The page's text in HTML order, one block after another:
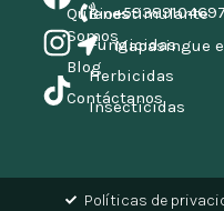
Quienes
Somos
Blog
Contáctanos
Bioestimulante
Fungicidas
Herbicidas
Insecticidas
+59389104697
Mapasingue
Políticas de